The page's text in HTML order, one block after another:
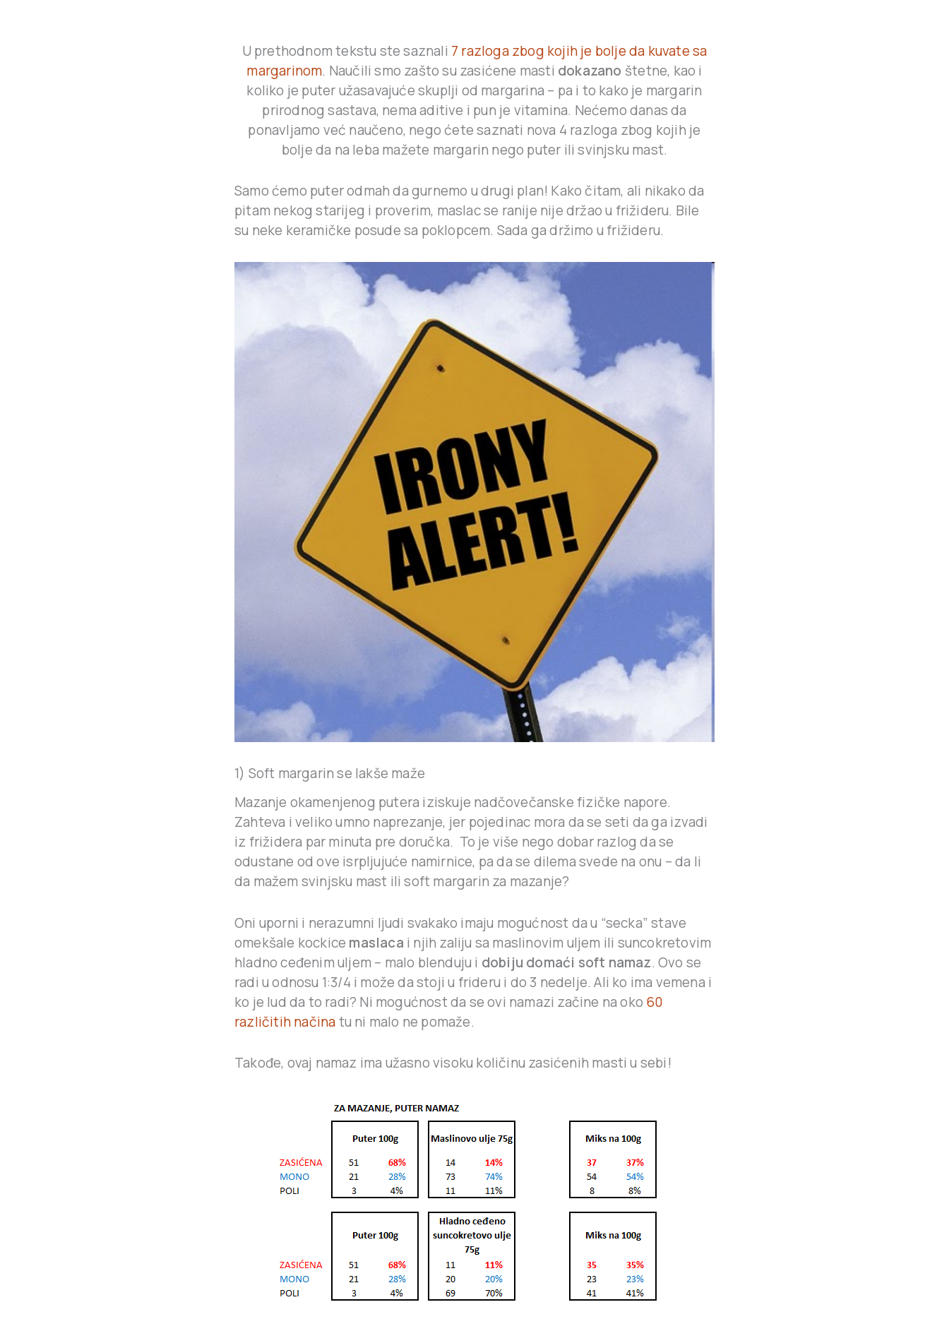
U prethodnom tekstu ste saznali 7 razloga zbog kojih je bolje da kuvate sa
margarinom. Naučili smo zašto su zasićene masti dokazano štetne, kao i
koliko je puter užasavajuće skuplji od margarina – pa i to kako je margarin
prirodnog sastava, nema aditive i pun je vitamina. Nećemo danas da
ponavljamo već naučeno, nego ćete saznati nova 4 razloga zbog kojih je
bolje da na leba mažete margarin nego puter ili svinjsku mast.
Samo ćemo puter odmah da gurnemo u drugi plan! Kako čitam, ali nikako da
pitam nekog starijeg i proverim, maslac se ranije nije držao u frižideru. Bile
su neke keramičke posude sa poklopcem. Sada ga držimo u frižideru.
1) Soft margarin se lakše maže
Mazanje okamenjenog putera iziskuje nadčovečanske fizičke napore.
Zahteva i veliko umno naprezanje, jer pojedinac mora da se seti da ga izvadi
iz frižidera par minuta pre doručka. To je više nego dobar razlog da se
odustane od ove isrpljujuće namirnice, pa da se dilema svede na onu – da li
da mažem svinjsku mast ili soft margarin za mazanje?
Oni uporni i nerazumni ljudi svakako imaju mogućnost da u “secka” stave
omekšale kockice maslaca i njih zaliju sa maslinovim uljem ili suncokretovim
hladno ceđenim uljem – malo blenduju i dobiju domaći soft namaz. Ovo se
radi u odnosu 1:3/4 i može da stoji u frideru i do 3 nedelje. Ali ko ima vemena i
ko je lud da to radi? Ni mogućnost da se ovi namazi začine na oko 60
različitih načinatu ni malo ne pomaže.
Takođe, ovaj namaz ima užasno visoku količinu zasićenih masti u sebi!